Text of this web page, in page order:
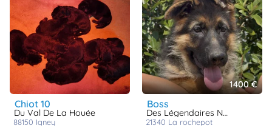
chiot 10
Du Val De La Houée
88150 igney
1400 €
boss
Des Légendaires Nahauri
21340 la rochepot